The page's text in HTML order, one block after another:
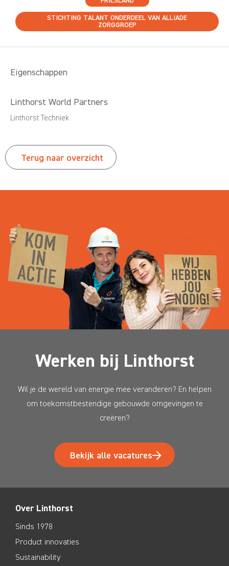
STICHTING TALANT ONDERDEEL VAN ALLIADE
ZORGGROEP
Eigenschappen
Linthorst World Partners
Linthorst Techniek
Terug naar overzicht
Werken bij Linthorst
Wil je de wereld van energie mee veranderen? En helpen
om toekomstbestendige gebouwde omgevingen te
creëren?
Bekijk alle vacatures
Over Linthorst
Sinds 1978
Product innovaties
Sustainability